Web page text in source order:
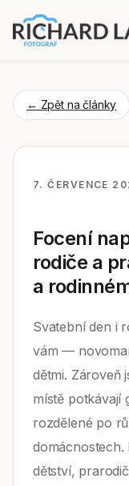
← Zpět na články
7. ČERVENCE
Focení
rodiče a
a
Svatební den i
vám —
dětmi. Zároveň
místě potkávají
rozdělené po
domácnostech.
dětství,